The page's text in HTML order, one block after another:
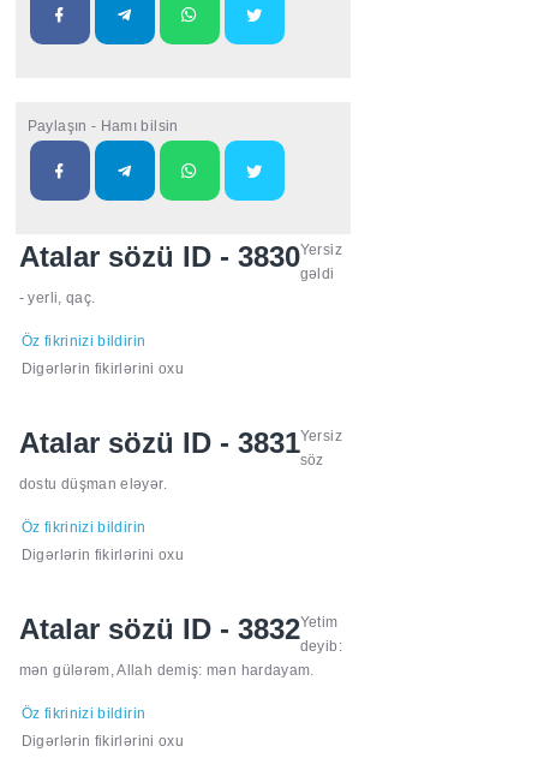
Paylaşın - Hamı bilsin
Atalar sözü ID - 3830Yersiz
gəldi
- yerli, qaç.
Öz fikrinizi bildirin
Digərlərin fikirlərini oxu
Atalar sözü ID - 3831Yersiz
söz
dostu düşman eləyər.
Öz fikrinizi bildirin
Digərlərin fikirlərini oxu
Atalar sözü ID - 3832Yetim
deyib:
mən gülərəm, Allah demiş: mən hardayam.
Öz fikrinizi bildirin
Digərlərin fikirlərini oxu